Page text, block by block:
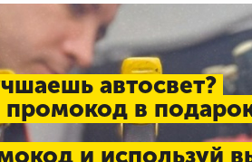
автосвет?
в
и используй